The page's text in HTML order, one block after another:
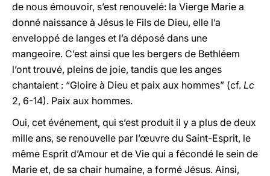
de nous émouvoir, s’est renouvelé: la Vierge Marie a
donné naissance à Jésus le Fils de Dieu, elle l’a
enveloppé de langes et l’a déposé dans une
mangeoire. C’est ainsi que les bergers de Bethléem
l’ont trouvé, pleins de joie, tandis que les anges
chantaient : “Gloire à Dieu et paix aux hommes” (cf. Lc
2, 6-14). Paix aux hommes.
Oui, cet événement, qui s’est produit il y a plus de deux
mille ans, se renouvelle par l’œuvre du Saint-Esprit, le
même Esprit d’Amour et de Vie qui a fécondé le sein de
Marie et, de sa chair humaine, a formé Jésus. Ainsi,